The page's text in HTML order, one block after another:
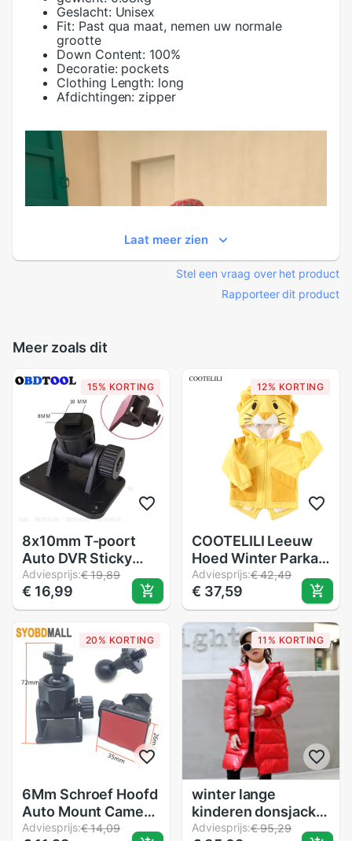
Geslacht: Unisex
Fit: Past qua maat, nemen uw normale
grootte
Down Content: 100%
Decoratie: pockets
Clothing Length: long
Afdichtingen: zipper
Laat meer zien
Stel een vraag over het product
Rapporteer dit product
Meer zoals dit
15% KORTING
8x10mm T-poort
Auto DVR Sticky
Mount voor DV MX3
MX6 EX4 360
Graden Roterende
Hoofd mini GPS
Houder Mobiele
Telefoon Sticker
Beugel
Adviesprijs:€ 19,89
€ 16,99
12% KORTING
COOTELILI Leeuw
Hoed Winter Parka
Kinderen Jassen
Voor Jongens
Capuchon
Bovenkleding
Warme Fluwelen
Baby Meisjes
Jongens Kleding
Adviesprijs:€ 42,49
€ 37,59
20% KORTING
6Mm Schroef Hoofd
Auto Mount Camera
Houder Dvr Dv Gps
Adviesprijs:€ 14,09
11% KORTING
winter lange
kinderen donsjack
voor meisjes winter
Adviesprijs:€ 95,29